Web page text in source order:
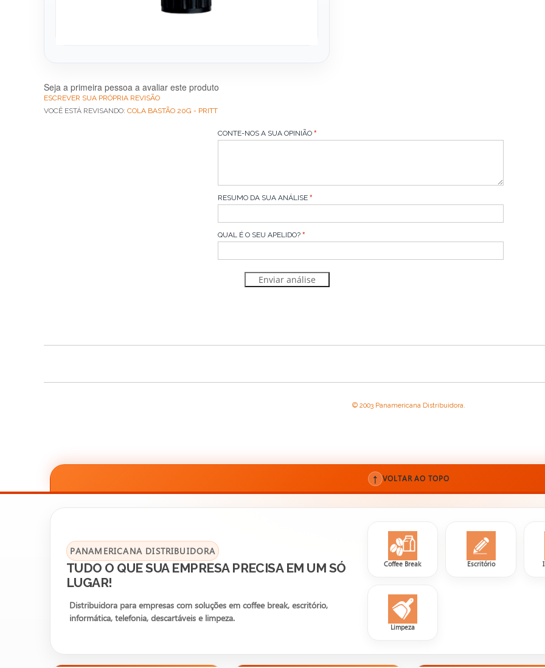
Seja a primeira pessoa a avaliar este produto
ESCREVER SUA PRÓPRIA REVISÃO
VOCÊ ESTÁ REVISANDO: COLA BASTÃO 20G - PRITT
CONTE-NOS A SUA OPINIÃO
RESUMO DA SUA ANÁLISE
QUAL É O SEU APELIDO?
Enviar análise
© 2003 Panamericana Distribuidora.
↑ VOLTAR AO TOPO
PANAMERICANA DISTRIBUIDORA
TUDO O QUE SUA EMPRESA PRECISA EM UM SÓ
LUGAR!
Distribuidora para empresas com soluções em coffee break, escritório,
informática, telefonia, descartáveis e limpeza.
Coffee Break Escritório
Limpeza